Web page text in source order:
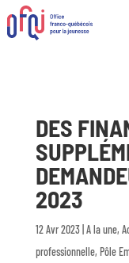
DES
2023
12 Avr 2023| A la une,
professionnelle, Pôle